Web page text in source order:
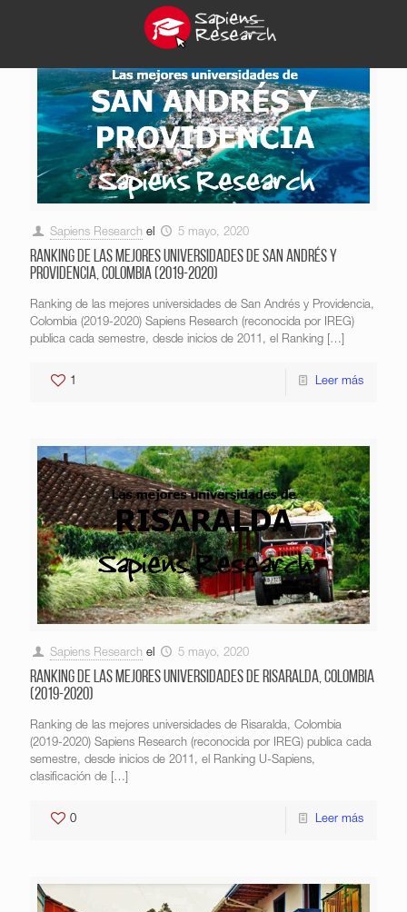
Sapiens Research el 5 mayo, 2020
Ranking de las mejores universidades de San Andrés y
Providencia, Colombia (2019-2020)
Ranking de las mejores universidades de San Andrés y Providencia,
Colombia (2019-2020) Sapiens Research (reconocida por IREG)
publica cada semestre, desde inicios de 2011, el Ranking […]
1 Leer más
Sapiens Research el 5 mayo, 2020
Ranking de las mejores universidades de Risaralda, Colombia
(2019-2020)
Ranking de las mejores universidades de Risaralda, Colombia
(2019-2020) Sapiens Research (reconocida por IREG) publica cada
semestre, desde inicios de 2011, el Ranking U-Sapiens,
clasificación de […]
0 Leer más